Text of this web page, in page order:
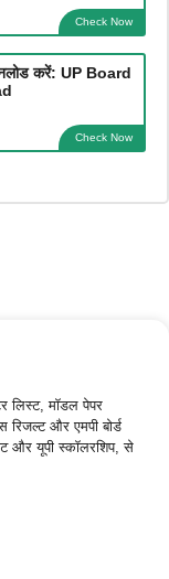
Check Now
करें: UP Board
Check Now
लिस्ट, मॉडल पेपर
और एमपी बोर्ड
और यूपी स्कॉलरशिप, से